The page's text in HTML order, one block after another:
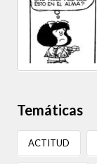
Temáticas
ACTITUD